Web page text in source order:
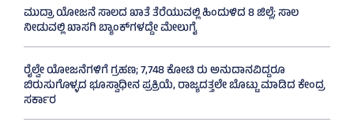
ಮುದ್ರಾ ಯೋಜನೆ ಸಾಲದ ಖಾತೆ ತೆರೆಯುವಲ್ಲಿ ಹಿಂದುಳಿದ 8 ಜಿಲ್ಲೆ; ಸಾಲ
ನೀಡುವಲ್ಲಿ ಖಾಸಗಿ ಬ್ಯಾಂಕ್‌ಗಳದ್ದೇ ಮೇಲುಗೈ
ರೈಲ್ವೇ ಯೋಜನೆಗಳಿಗೆ ಗ್ರಹಣ; 7,748 ಕೋಟಿ ರು ಅನುದಾನವಿದ್ದರೂ
ಬಿರುಸುಗೊಳ್ಳದ ಭೂಸ್ವಾಧೀನ ಪ್ರಕ್ರಿಯೆ, ರಾಜ್ಯದತ್ತಲೇ ಬೊಟ್ಟು ಮಾಡಿದ ಕೇಂದ್ರ
ಸರ್ಕಾರ